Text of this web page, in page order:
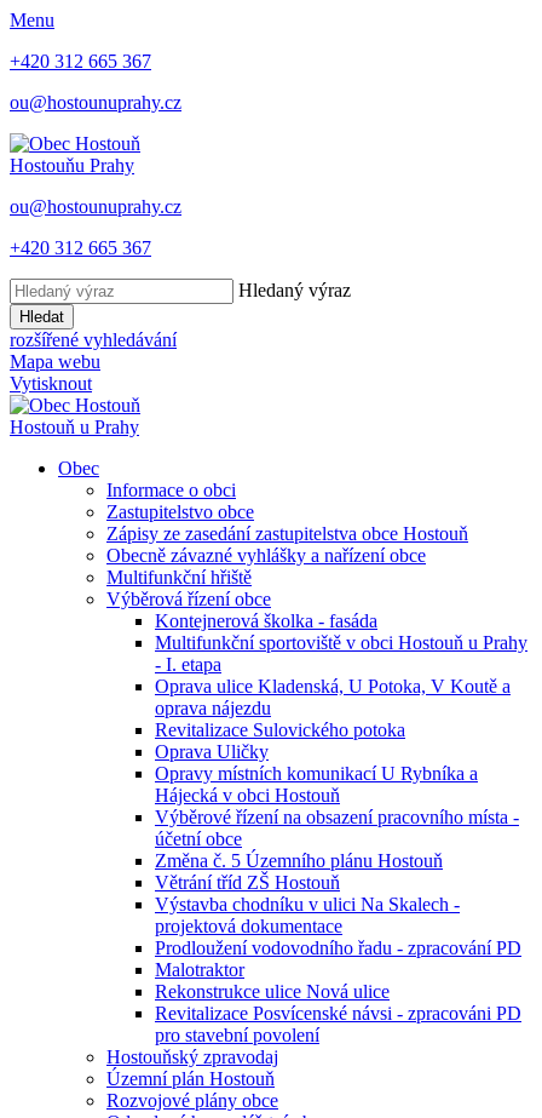
Menu
+420 312 665 367
ou@hostounuprahy.cz
Hostouňu Prahy
ou@hostounuprahy.cz
+420 312 665 367
Hledaný výraz
Hledat
rozšířené vyhledávání
Mapa webu
Vytisknout
Hostouň u Prahy
Obec
Informace o obci
Zastupitelstvo obce
Zápisy ze zasedání zastupitelstva obce Hostouň
Obecně závazné vyhlášky a nařízení obce
Multifunkční hřiště
Výběrová řízení obce
Kontejnerová školka - fasáda
Multifunkční sportoviště v obci Hostouň u Prahy
- I. etapa
Oprava ulice Kladenská, U Potoka, V Koutě a
oprava nájezdu
Revitalizace Sulovického potoka
Oprava Uličky
Opravy místních komunikací U Rybníka a
Hájecká v obci Hostouň
Výběrové řízení na obsazení pracovního místa -
účetní obce
Změna č. 5 Územního plánu Hostouň
Větrání tříd ZŠ Hostouň
Výstavba chodníku v ulici Na Skalech -
projektová dokumentace
Prodloužení vodovodního řadu - zpracování PD
Malotraktor
Rekonstrukce ulice Nová ulice
Revitalizace Posvícenské návsi - zpracováni PD
pro stavební povolení
Hostouňský zpravodaj
Územní plán Hostouň
Rozvojové plány obce